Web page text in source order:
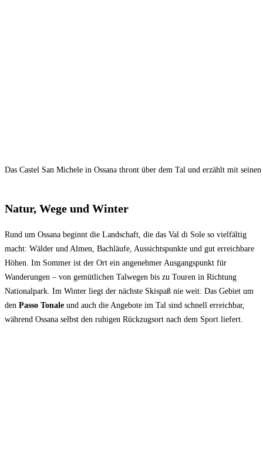
Das Castel San Michele in Ossana thront über dem Tal und erzählt mit
Natur, Wege und Winter
Rund um Ossana beginnt die Landschaft, die das Val di Sole so vielfältig
macht: Wälder und Almen, Bachläufe, Aussichtspunkte und gut erreichbare
Höhen. Im Sommer ist der Ort ein angenehmer Ausgangspunkt für
Wanderungen – von gemütlichen Talwegen bis zu Touren in Richtung
Nationalpark. Im Winter liegt der nächste Skispaß nie weit: Das Gebiet um
den Passo Tonale und auch die Angebote im Tal sind schnell erreichbar,
während Ossana selbst den ruhigen Rückzugsort nach dem Sport liefert.